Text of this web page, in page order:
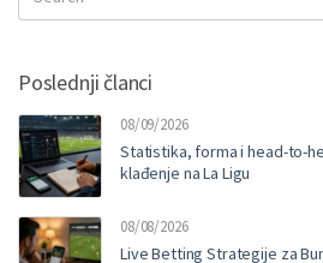
for:
Poslednji članci
08/09/2026
Statistika, forma i head-to-
klađenje na La Ligu
08/08/2026
Live Betting Strategije za